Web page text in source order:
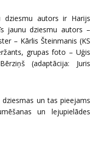
dziesmu autors ir Harijs
jaunu dziesmu autors –
– Kārlis Šteinmanis (KS
grupas foto – Uģis
(adaptācija: Juris
un tas pieejams
un lejupielādes